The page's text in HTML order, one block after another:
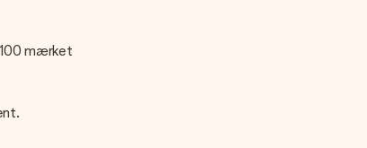
mærket